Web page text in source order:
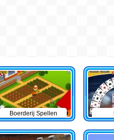
Boerderij Spellen